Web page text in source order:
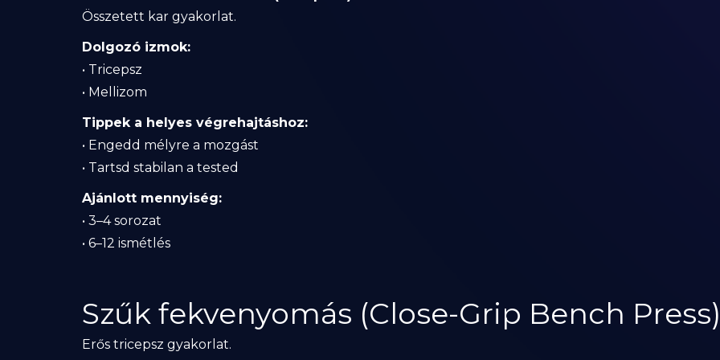
Összetett kar gyakorlat.
Dolgozó izmok:
• Tricepsz
• Mellizom
Tippek a helyes végrehajtáshoz:
• Engedd mélyre a mozgást
• Tartsd stabilan a tested
Ajánlott mennyiség:
• 3–4 sorozat
• 6–12 ismétlés
Szűk fekvenyomás (Close-Grip Bench Press)
Erős tricepsz gyakorlat.